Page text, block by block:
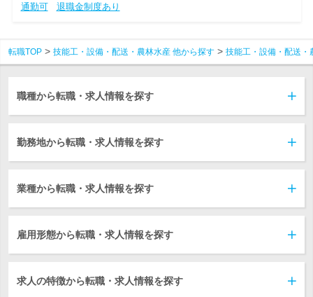
通勤可
退職金制度あり
転職TOP 技能工・設備・配送・農林水産 他から探す 技能工・設備・配送・
職種から転職・求人情報を探す
勤務地から転職・求人情報を探す
業種から転職・求人情報を探す
雇用形態から転職・求人情報を探す
求人の特徴から転職・求人情報を探す